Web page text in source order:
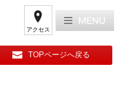
アクセス
TOPページへ戻る